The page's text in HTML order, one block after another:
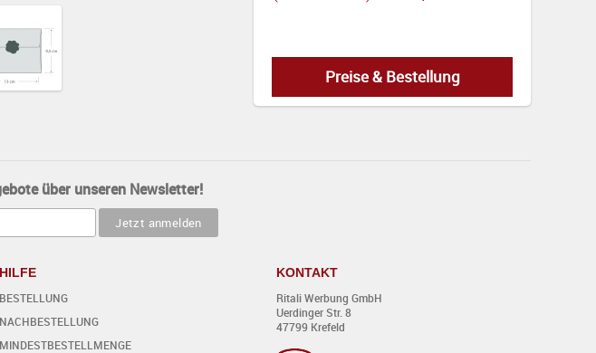
Preise & Bestellung
über unseren Newsletter!
HILFE
BESTELLUNG
NACHBESTELLUNG
MINDESTBESTELLMENGE
KONTAKT
Ritali Werbung GmbH
Uerdinger Str. 8
47799 Krefeld